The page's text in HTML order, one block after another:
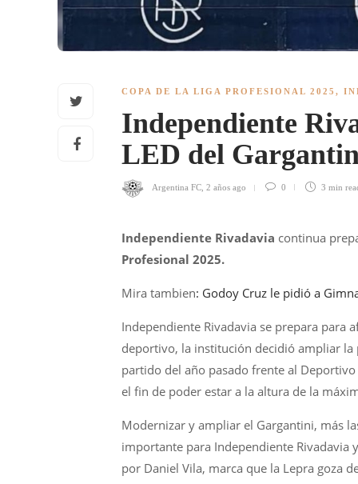
COPA DE LA LIGA PROFESIONAL 2025 ,
Independiente
LED del
Argentina FC 2 años ago 0 3 min
Independiente Rivadavia continua
Profesional 2025.
Mira tambien: Godoy Cruz le pidió a
Independiente Rivadavia se prepara para
deportivo, la institución decidió ampliar la
partido del año pasado frente al
el fin de poder estar a la altura de la
Modernizar y ampliar el Gargantini, más
importante para Independiente Rivadavia
por Daniel Vila, marca que la Lepra goza